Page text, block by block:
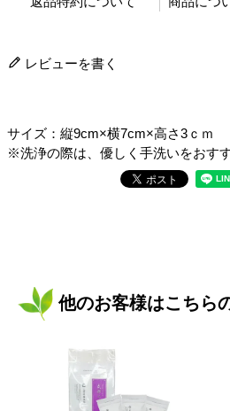
レビューを書く
サイズ：縦9cm×横7cm×高さ3ｃｍ
※洗浄の際は、優しく手洗いをおすす
他のお客様はこちら